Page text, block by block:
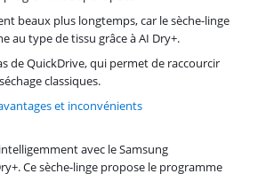
beaux plus longtemps, car le sèche-linge
au type de tissu grâce à AI Dry+.
de QuickDrive, qui permet de raccourcir
classiques.
et inconvénients
avec le Samsung
Ce sèche-linge propose le programme